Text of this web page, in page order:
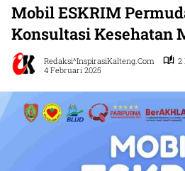
Mobil ESKRIM
Konsultasi Kesehatan
Redaksi^InspirasiKalteng.com
2
4 Februari 2025